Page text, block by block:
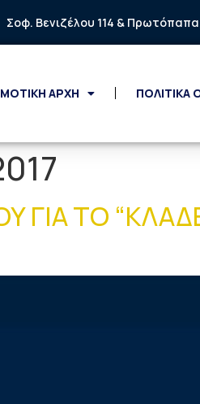
Σοφ. Βενιζέλου 114 &
ΑΡΧΗ ΠΟΛΙΤΙΚΑ
ΓΙΑ ΤΟ